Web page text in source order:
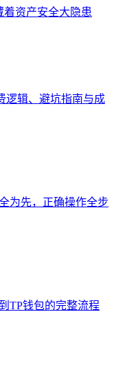
着资产安全大隐患
逻辑、避坑指南与成
为先，正确操作全步
TP钱包的完整流程